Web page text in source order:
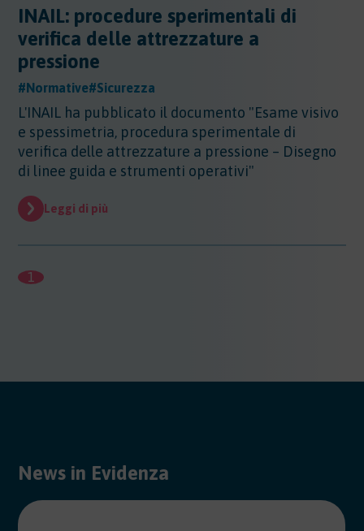
Regioni - Sicilia
Regioni - Toscana
Regioni - Trentino Alto Adige
Regioni - Umbria
Regioni - Valle DAosta
Regioni - Veneto
Sicurezza - Radiazioni ottiche
Sicurezza - Covid 19
INAIL: procedure sperimentali di
verifica delle attrezzature a
pressione
#Normative#Sicurezza
L'INAIL ha pubblicato il documento "Esame visivo
e spessimetria, procedura sperimentale di
verifica delle attrezzature a pressione – Disegno
di linee guida e strumenti operativi"
Leggi di più
1
News in Evidenza